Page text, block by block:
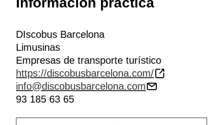
DIscobus Barcelona
Limusinas
Empresas de transporte turístico
https://discobusbarcelona.com/
info@discobusbarcelona.com
93 185 63 65